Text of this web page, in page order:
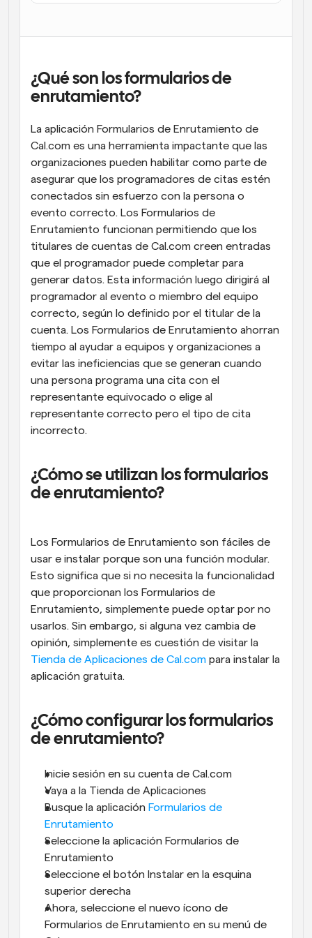
Programación potenciadda con llamadas
impulsadas por IA
Automatiza la programación y los recordatorios
Mantente al día con las últimas noticias y
actualizaciones
Reuniones Instantáneas
Reúnete con clientes en minutos
Enlaces de Grupo Dinámico
Reserva reuniones de forma fluida con varias personas
Webhooks
Recibe notificaciones cuando ocurra algo
¿Qué son los formularios de
enrutamiento?
La aplicación Formularios de Enrutamiento de
Cal.com es una herramienta impactante que las
organizaciones pueden habilitar como parte de
asegurar que los programadores de citas estén
conectados sin esfuerzo con la persona o
evento correcto. Los Formularios de
Enrutamiento funcionan permitiendo que los
titulares de cuentas de Cal.com creen entradas
que el programador puede completar para
generar datos. Esta información luego dirigirá al
programador al evento o miembro del equipo
correcto, según lo definido por el titular de la
cuenta. Los Formularios de Enrutamiento ahorran
tiempo al ayudar a equipos y organizaciones a
evitar las ineficiencias que se generan cuando
una persona programa una cita con el
representante equivocado o elige al
representante correcto pero el tipo de cita
incorrecto.
¿Cómo se utilizan los formularios
de enrutamiento?
Los Formularios de Enrutamiento son fáciles de
usar e instalar porque son una función modular.
Esto significa que si no necesita la funcionalidad
que proporcionan los Formularios de
Enrutamiento, simplemente puede optar por no
usarlos. Sin embargo, si alguna vez cambia de
opinión, simplemente es cuestión de visitar la
Tienda de Aplicaciones de Cal.com para instalar la
aplicación gratuita.
¿Cómo configurar los formularios
de enrutamiento?
Inicie sesión en su cuenta de Cal.com
Vaya a la Tienda de Aplicaciones
Busque la aplicación Formularios de
Enrutamiento
Seleccione la aplicación Formularios de
Enrutamiento
Seleccione el botón Instalar en la esquina
superior derecha
Ahora, seleccione el nuevo ícono de
Formularios de Enrutamiento en su menú de